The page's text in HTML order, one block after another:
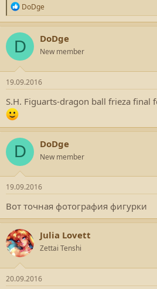
Р
е
а
к
ц
и
и
:
DoDge
D DoDge
New member
19.09.2016
S.H. Figuarts-dragon ball frieza final
D DoDge
New member
19.09.2016
Вот точная фотография фигурки
Julia Lovett
Zettai Tenshi
20.09.2016